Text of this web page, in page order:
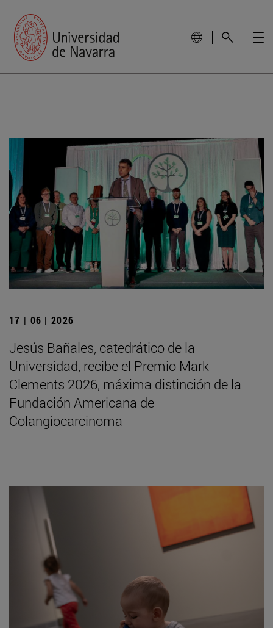
17 | 06 | 2026
Jesús Bañales, catedrático de la
Universidad, recibe el Premio Mark
Clements 2026, máxima distinción de la
Fundación Americana de
Colangiocarcinoma